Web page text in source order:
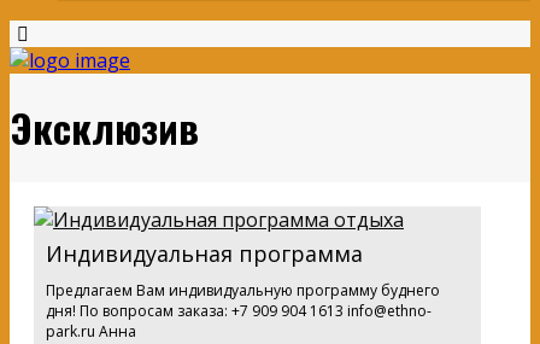
Эксклюзив
Индивидуальная программа
Предлагаем Вам индивидуальную программу буднего
дня! По вопросам заказа: +7 909 904 1613 info@ethno-
park.ru Анна